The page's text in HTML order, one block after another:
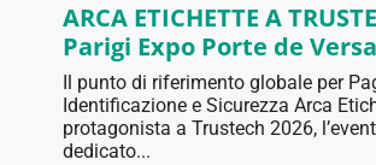
ARCA ETICHETTE A
Parigi Expo Porte de
Il punto di riferimento globale per
Identificazione e Sicurezza Arca
protagonista a Trustech 2026,
dedicato...